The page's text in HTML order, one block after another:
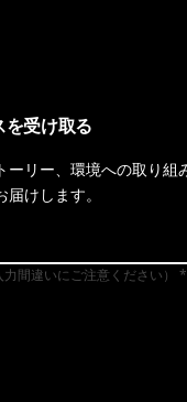
を受け取る
ーリー、環境への取り組
けします。
間違いにご注意ください）